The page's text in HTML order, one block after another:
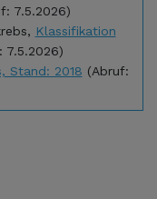
7.5.2026)
Klassifikation
7.5.2026)
Stand: 2018 (Abruf: